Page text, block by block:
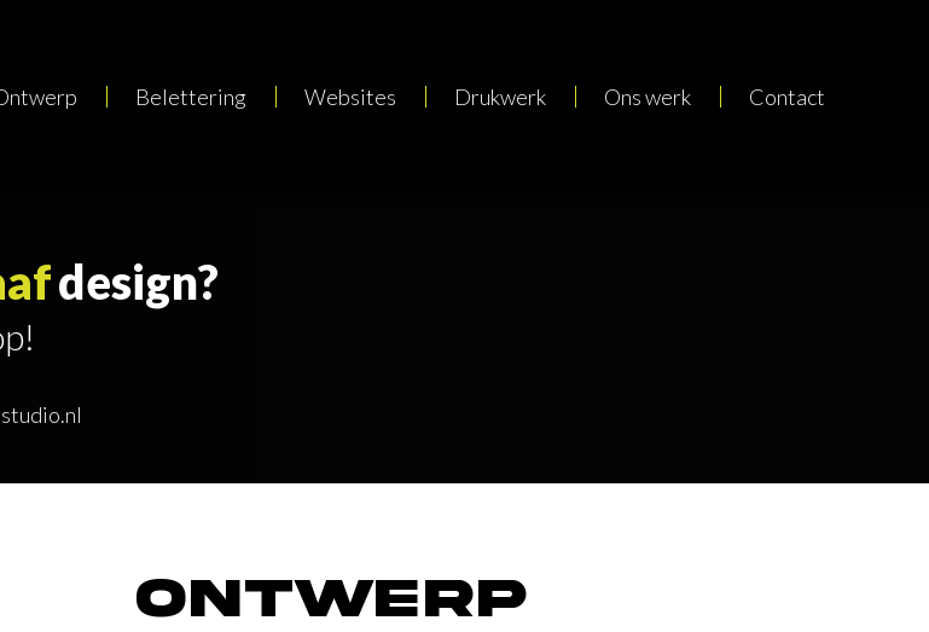
Belettering Websites Drukwerk Ons werk Contact
design?
Ontwerp